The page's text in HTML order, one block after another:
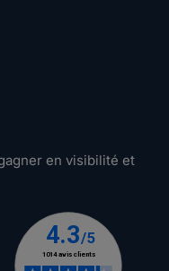
en visibilité et